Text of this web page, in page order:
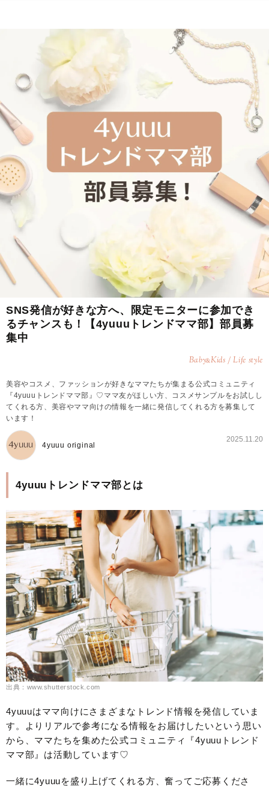
SNS発信が好きな方へ、限定モニターに参加でき
るチャンスも！【4yuuuトレンドママ部】部員募
集中
Baby&Kids / Life style
美容やコスメ、ファッションが好きなママたちが集まる公式コミュニティ
『4yuuuトレンドママ部』♡ママ友がほしい方、コスメサンプルをお試しし
てくれる方、美容やママ向けの情報を一緒に発信してくれる方を募集して
います！
4yuuu original
2025.11.20
4yuuuトレンドママ部とは
出典：www.shutterstock.com
4yuuuはママ向けにさまざまなトレンド情報を発信していま
す。よりリアルで参考になる情報をお届けしたいという思い
から、ママたちを集めた公式コミュニティ『4yuuuトレンド
ママ部』は活動しています♡
一緒に4yuuuを盛り上げてくれる方、奮ってご応募くださ